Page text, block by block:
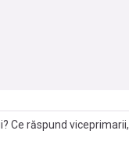
Ce răspund viceprimarii,